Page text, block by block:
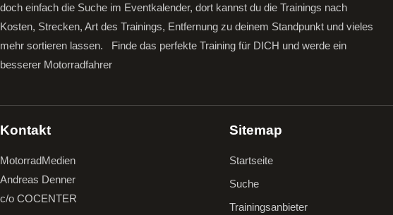
doch einfach die Suche im Eventkalender, dort kannst du die Trainings nach
Kosten, Strecken, Art des Trainings, Entfernung zu deinem Standpunkt und vieles
mehr sortieren lassen. Finde das perfekte Training für DICH und werde ein
besserer Motorradfahrer
Kontakt
MotorradMedien
Andreas Denner
c/o COCENTER
Sitemap
Startseite
Suche
Trainingsanbieter